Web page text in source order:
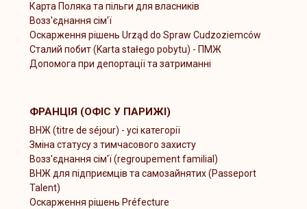
Карта Поляка та пільги для власників
Возз'єднання сім'ї
Оскарження рішень Urząd do Spraw Cudzoziemców
Сталий побит (Karta stałego pobytu) - ПМЖ
Допомога при депортації та затриманні
ФРАНЦІЯ (ОФІС У ПАРИЖІ)
ВНЖ (titre de séjour) - усі категорії
Зміна статусу з тимчасового захисту
Возз'єднання сім'ї (regroupement familial)
ВНЖ для підприємців та самозайнятих (Passeport
Talent)
Оскарження рішень Préfecture